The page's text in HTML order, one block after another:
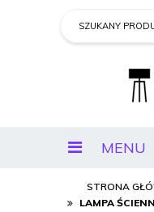
MENU
STRONA
LAMPA